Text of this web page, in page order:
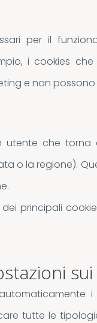
per il
i cookies
e non possono
utente che
o la regione).
principali
tutte le